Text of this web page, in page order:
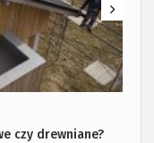
czy drewniane?